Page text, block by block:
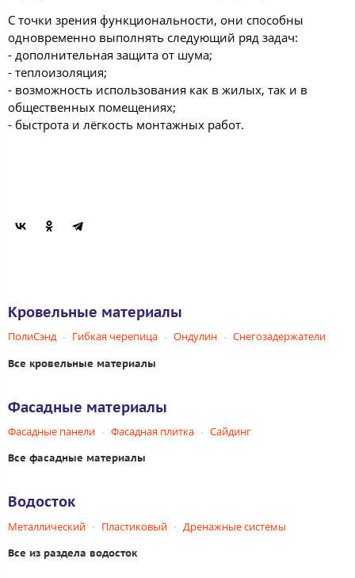
С точки зрения функциональности, они способны
одновременно выполнять следующий ряд задач:
- дополнительная защита от шума;
- теплоизоляция;
- возможность использования как в жилых, так и в
общественных помещениях;
- быстрота и лёгкость монтажных работ.
Кровельные материалы
ПолиСэнд Гибкая черепица Ондулин Снегозадержатели
Все кровельные материалы
Фасадные материалы
Фасадные панели Фасадная плитка Сайдинг
Все фасадные материалы
Водосток
Металлический Пластиковый Дренажные системы
Все из раздела водосток